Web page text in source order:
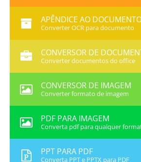
APÊNDICE AO
Converter OCR para documento
CONVERSOR DE
Converter documentos do office
CONVERSOR DE IMAGEM
Converter formato de imagem
PDF PARA IMAGEM
Converta pdf para qualquer
PPT PARA PDF
Converta PPT e PPTX para PDF